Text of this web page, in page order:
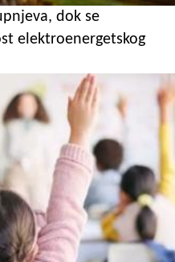
dok se
elektroenergetskog